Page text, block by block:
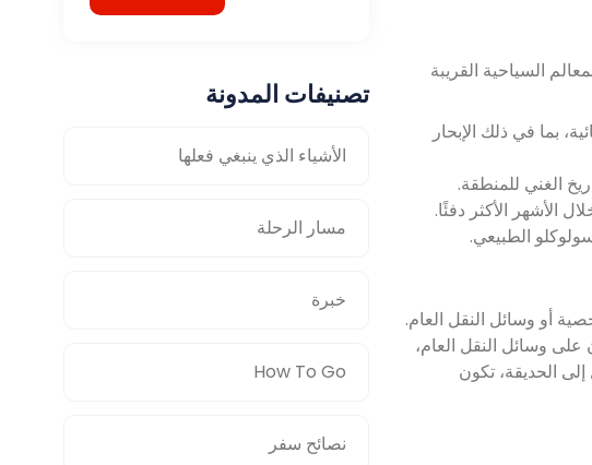
السياحية القريبة
بما في ذلك الإبحار
الغني للمنطقة.
الأشهر الأكثر دفئًا.
أو وسائل النقل العام.
على وسائل النقل العام،
الحديقة، تكون
تصنيفات المدونة
الأشياء الذي ينبغي فعلها
مسار الرحلة
خبرة
How To Go
نصائح سفر